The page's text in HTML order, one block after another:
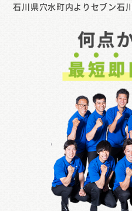
石川県穴水町内よりセブン石